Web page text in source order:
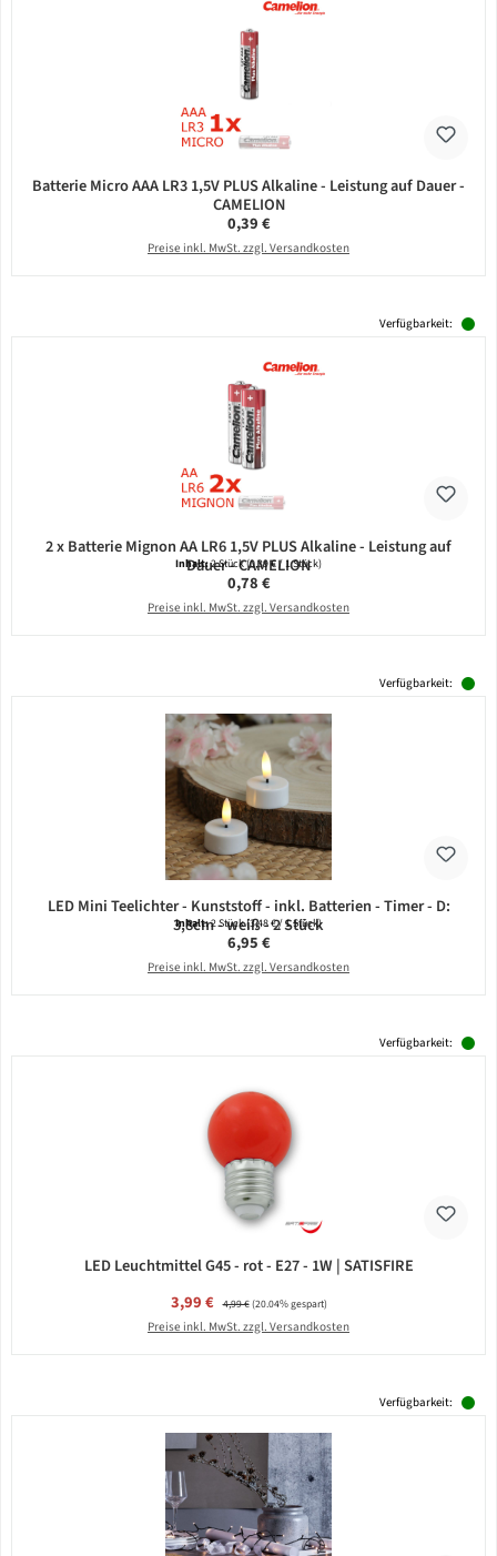
Batterie Micro AAA LR3 1,5V PLUS Alkaline - Leistung auf Dauer -
CAMELION
Regulärer Preis:
0,39 €
Preise inkl. MwSt. zzgl. Versandkosten
Verfügbarkeit:
2 x Batterie Mignon AA LR6 1,5V PLUS Alkaline - Leistung auf
Dauer - CAMELION
Inhalt:2 Stück(0,39 € / 1 Stück)
Regulärer Preis:
0,78 €
Preise inkl. MwSt. zzgl. Versandkosten
Verfügbarkeit:
LED Mini Teelichter - Kunststoff - inkl. Batterien - Timer - D:
3,8cm - weiß - 2 Stück
Inhalt:2 Stück(3,48 € / 1 Stück)
Regulärer Preis:
6,95 €
Preise inkl. MwSt. zzgl. Versandkosten
Verfügbarkeit:
LED Leuchtmittel G45 - rot - E27 - 1W | SATISFIRE
Verkaufspreis:
3,99 € Regulärer Preis:
4,99 €(20.04% gespart)
Preise inkl. MwSt. zzgl. Versandkosten
Verfügbarkeit: